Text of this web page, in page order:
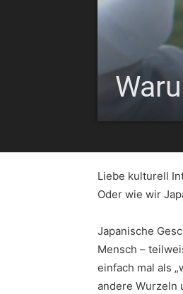
Liebe kulturell
Oder wie wir
Japanische
Mensch –
einfach mal als
andere Wurzeln